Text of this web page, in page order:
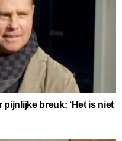
breuk: ‘Het is niet